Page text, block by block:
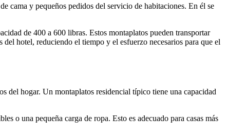
cama y pequeños pedidos del servicio de habitaciones. En él se
de 400 a 600 libras. Estos montaplatos pueden transportar
hotel, reduciendo el tiempo y el esfuerzo necesarios para que el
del hogar. Un montaplatos residencial típico tiene una capacidad
o una pequeña carga de ropa. Esto es adecuado para casas más